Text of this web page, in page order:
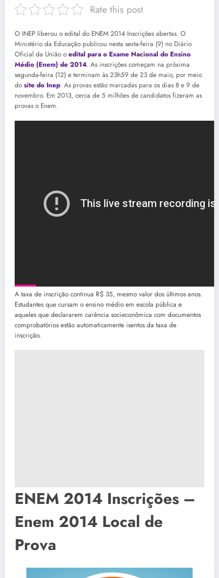
Rate this post
O INEP liberou o edital do ENEM 2014 Inscrições abertas. O
Ministério da Educação publicou nesta sexta-feira (9) no Diário
Oficial da União o edital para o Exame Nacional do Ensino
Médio (Enem) de 2014. As inscrições começam na próxima
segunda-feira (12) e terminam às 23h59 de 23 de maio, por meio
do site do Inep. As provas estão marcadas para os dias 8 e 9 de
novembro. Em 2013, cerca de 5 milhões de candidatos fizeram as
provas o Enem.
A taxa de inscrição continua R$ 35, mesmo valor dos últimos anos.
Estudantes que cursam o ensino médio em escola pública e
aqueles que declararem carência socieconômica com documentos
comprobatórios estão automaticamente isentos da taxa de
inscrição.
ENEM 2014 Inscrições –
Enem 2014 Local de
Prova